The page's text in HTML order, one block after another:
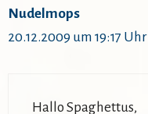
Nudelmops
20.12.2009 um 19:17 Uhr
Hallo Spaghettus,